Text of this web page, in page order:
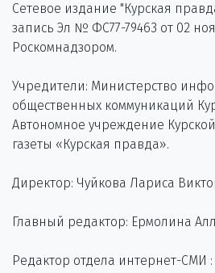
Сетевое издание "Курская
запись Эл № ФС77-79463 от 02
Роскомнадзором.
Учредители: Министерство
общественных коммуникаций
Автономное учреждение
газеты «Курская правда».
Директор: Чуйкова Лариса
Главный редактор: Ермолина
Редактор отдела интернет-СМИ